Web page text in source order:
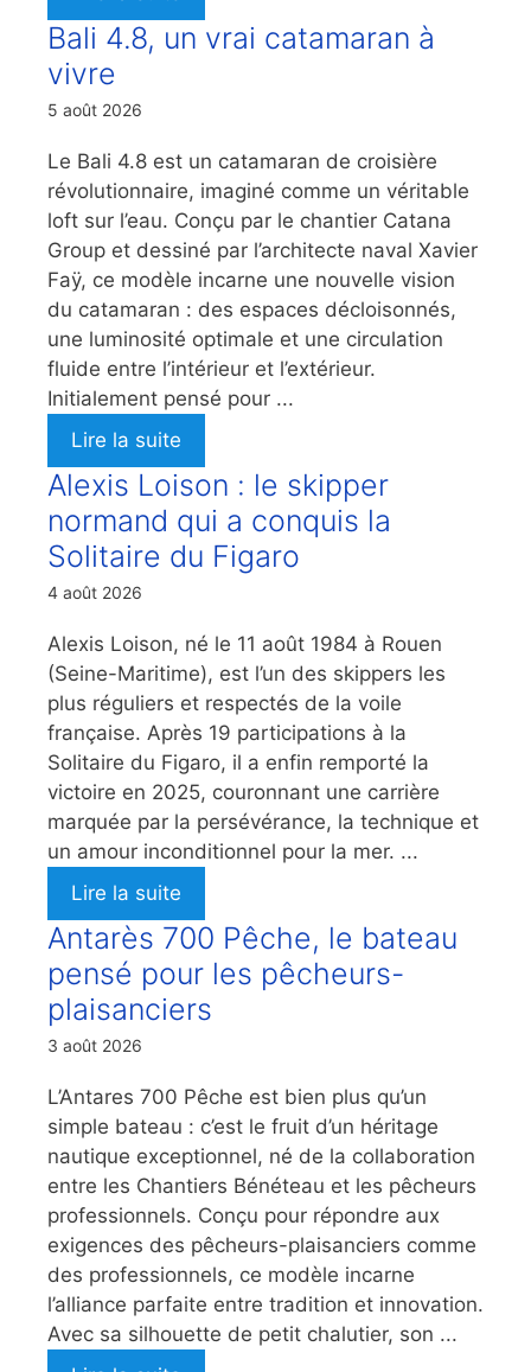
Bali 4.8, un vrai catamaran à
vivre
5 août 2026
Le Bali 4.8 est un catamaran de croisière
révolutionnaire, imaginé comme un véritable
loft sur l’eau. Conçu par le chantier Catana
Group et dessiné par l’architecte naval Xavier
Faÿ, ce modèle incarne une nouvelle vision
du catamaran : des espaces décloisonnés,
une luminosité optimale et une circulation
fluide entre l’intérieur et l’extérieur.
Initialement pensé pour ...
Lire la suite
Alexis Loison : le skipper
normand qui a conquis la
Solitaire du Figaro
4 août 2026
Alexis Loison, né le 11 août 1984 à Rouen
(Seine-Maritime), est l’un des skippers les
plus réguliers et respectés de la voile
française. Après 19 participations à la
Solitaire du Figaro, il a enfin remporté la
victoire en 2025, couronnant une carrière
marquée par la persévérance, la technique et
un amour inconditionnel pour la mer. ...
Lire la suite
Antarès 700 Pêche, le bateau
pensé pour les pêcheurs-
plaisanciers
3 août 2026
L’Antares 700 Pêche est bien plus qu’un
simple bateau : c’est le fruit d’un héritage
nautique exceptionnel, né de la collaboration
entre les Chantiers Bénéteau et les pêcheurs
professionnels. Conçu pour répondre aux
exigences des pêcheurs-plaisanciers comme
des professionnels, ce modèle incarne
l’alliance parfaite entre tradition et innovation.
Avec sa silhouette de petit chalutier, son ...